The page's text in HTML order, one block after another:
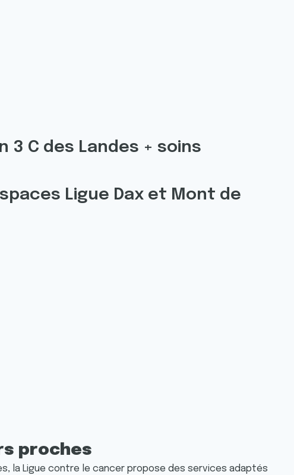
C des Landes + soins
Ligue Dax et Mont de
proches
la Ligue contre le cancer propose des services adaptés